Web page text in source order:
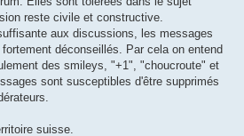
reste civile et constructive.
aux discussions, les messages
déconseillés. Par cela on entend
des smileys, "+1", "choucroute" et
sont susceptibles d'être supprimés
suisse.